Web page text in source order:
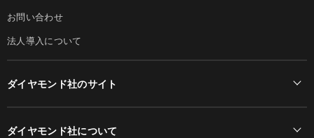
お問い合わせ
法人導入について
ダイヤモンド社のサイト
ダイヤモンド社について